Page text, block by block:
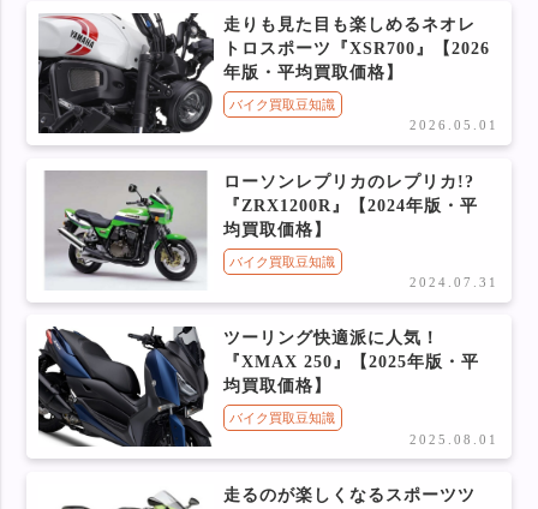
走りも見た目も楽しめるネオレ
トロスポーツ『XSR700』【2026
年版・平均買取価格】
バイク買取豆知識
2026.05.01
ローソンレプリカのレプリカ!?
『ZRX1200R』【2024年版・平
均買取価格】
バイク買取豆知識
2024.07.31
ツーリング快適派に人気！
『XMAX 250』【2025年版・平
均買取価格】
バイク買取豆知識
2025.08.01
走るのが楽しくなるスポーツツ